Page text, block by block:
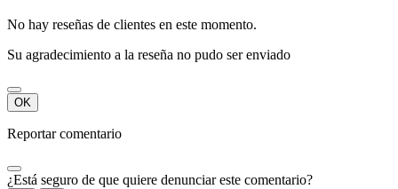
No hay reseñas de clientes en este momento.
Su agradecimiento a la reseña no pudo ser enviado
OK
Reportar comentario
¿Está seguro de que quiere denunciar este comentario?